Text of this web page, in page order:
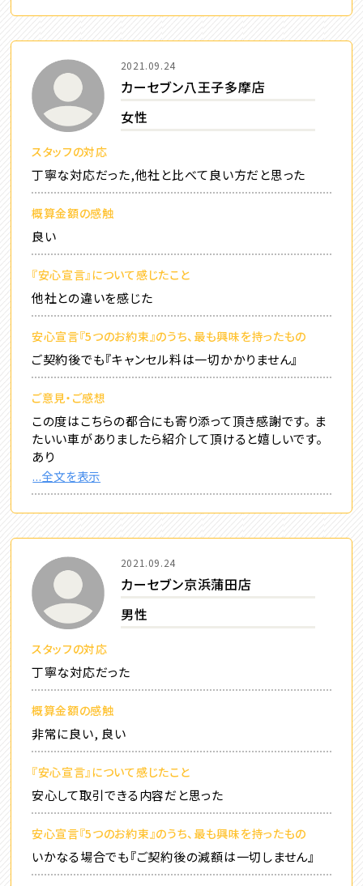
2021.09.24
カーセブン八王子多摩店
女性
スタッフの対応
丁寧な対応だった,他社と比べて良い方だと思った
概算金額の感触
良い
『安心宣言』について感じたこと
他社との違いを感じた
安心宣言『5つのお約束』のうち、最も興味を持ったもの
ご契約後でも『キャンセル料は一切かかりません』
ご意見・ご感想
この度はこちらの都合にも寄り添って頂き感謝です。 ま
たいい車がありましたら紹介して頂けると嬉しいです。
あり
...全文を表示
2021.09.24
カーセブン京浜蒲田店
男性
スタッフの対応
丁寧な対応だった
概算金額の感触
非常に良い, 良い
『安心宣言』について感じたこと
安心して取引できる内容だと思った
安心宣言『5つのお約束』のうち、最も興味を持ったもの
いかなる場合でも『ご契約後の減額は一切しません』